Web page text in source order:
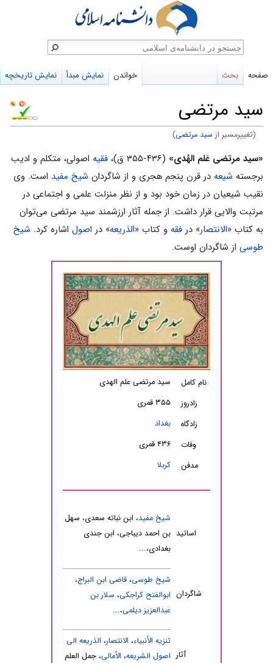
سید مرتضی
(تغییرمسیر از سيد مرتضى)
پرش
به
ناوبری
پرش
به
جستجو
«سید مرتضی عَلم الهُدی» (۴۳۶-۳۵۵ ق)، فقیه اصولی، متکلم و ادیب
برجسته شیعه در قرن پنجم هجری و از شاگردان شیخ مفید است. وی
نقیب شیعیان در زمان خود بود و از نظر منزلت علمی و اجتماعی در
مرتبت والایی قرار داشت. از جمله آثار ارزشمند سید مرتضی می‌توان
به کتاب «الانتصار» در فقه و کتاب «الذریعه» در اصول اشاره کرد. شیخ
طوسی از شاگردان اوست.
نام کامل
سید مرتضی علم الهدی
زادروز
۳۵۵ قمری
زادگاه
بغداد
وفات
۴۳۶ قمری
مدفن
کربلا
اساتید
شیخ مفید، ابن نباته سعدی، سهل
بن احمد دیباجی، ابن جندی
بغدادی،...
شاگردان
شیخ طوسی، قاضی ابن البراج،
ابوالفتح کراجکی، سلار بن
عبدالعزیز دیلمی،...
آثار
تنزیه الأنبیاء، الانتصار، الذریعه الی
اصول الشریعه، الأمالی، جمل العلم
صفحه بحث خواندن نمایش مبدأ نمایش تاریخچه
جستجو